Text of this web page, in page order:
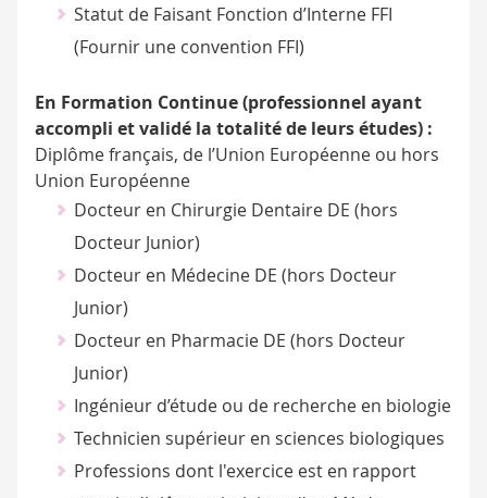
Statut de Faisant Fonction d’Interne FFI
(Fournir une convention FFI)
En Formation Continue(professionnel ayant
accompli et validé la totalité de leurs études) :
Diplôme français, de l’Union Européenne ou hors
Union Européenne
Docteur en Chirurgie Dentaire DE (hors
Docteur Junior)
Docteur en Médecine DE (hors Docteur
Junior)
Docteur en Pharmacie DE (hors Docteur
Junior)
Ingénieur d’étude ou de recherche en biologie
Technicien supérieur en sciences biologiques
Professions dont l'exercice est en rapport